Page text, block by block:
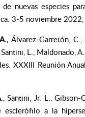
nuevas especies
3-5 noviembre 2022,
Álvarez-Garretón, C.,
L., Maldonado,
XXXIII Reunión
., Santini, Jr. L., Gibson-
esclerófilo a la